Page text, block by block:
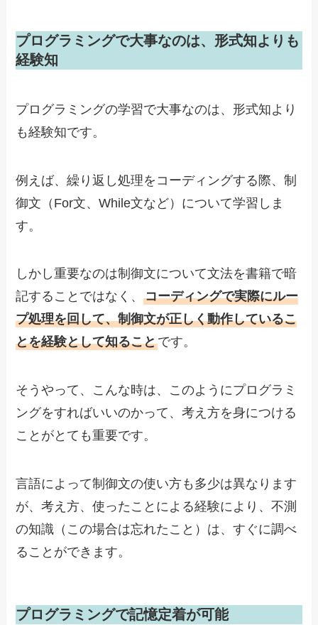
プログラミングで大事なのは、形式知よりも
経験知
プログラミングの学習で大事なのは、形式知より
も経験知です。
例えば、繰り返し処理をコーディングする際、制
御文（For文、While文など）について学習しま
す。
しかし重要なのは制御文について文法を書籍で暗
記することではなく、コーディングで実際にルー
プ処理を回して、制御文が正しく動作しているこ
とを経験として知ることです。
そうやって、こんな時は、このようにプログラミ
ングをすればいいのかって、考え方を身につける
ことがとても重要です。
言語によって制御文の使い方も多少は異なります
が、考え方、使ったことによる経験により、不測
の知識（この場合は忘れたこと）は、すぐに調べ
ることができます。
プログラミングで記憶定着が可能